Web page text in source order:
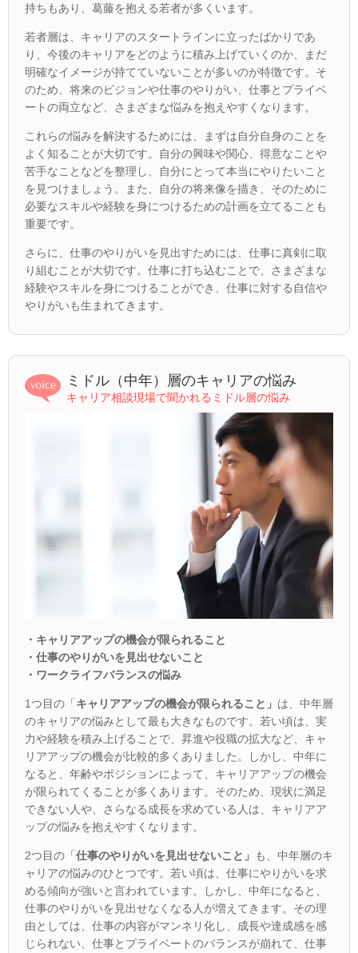
持ちもあり、葛藤を抱える若者が多くいます。
若者層は、キャリアのスタートラインに立ったばかりであ
り、今後のキャリアをどのように積み上げていくのか、まだ
明確なイメージが持てていないことが多いのが特徴です。そ
のため、将来のビジョンや仕事のやりがい、仕事とプライベ
ートの両立など、さまざまな悩みを抱えやすくなります。
これらの悩みを解決するためには、まずは自分自身のことを
よく知ることが大切です。自分の興味や関心、得意なことや
苦手なことなどを整理し、自分にとって本当にやりたいこと
を見つけましょう。また、自分の将来像を描き、そのために
必要なスキルや経験を身につけるための計画を立てることも
重要です。
さらに、仕事のやりがいを見出すためには、仕事に真剣に取
り組むことが大切です。仕事に打ち込むことで、さまざまな
経験やスキルを身につけることができ、仕事に対する自信や
やりがいも生まれてきます。
ミドル（中年）層のキャリアの悩み
キャリア相談現場で聞かれるミドル層の悩み
・キャリアアップの機会が限られること
・仕事のやりがいを見出せないこと
・ワークライフバランスの悩み
1つ目の「 キャリアアップの機会が限られること」 は、中年層
のキャリアの悩みとして最も大きなものです。若い頃は、実
力や経験を積み上げることで、昇進や役職の拡大など、キャ
リアアップの機会が比較的多くありました。しかし、中年に
なると、年齢やポジションによって、キャリアアップの機会
が限られてくることが多くあります。そのため、現状に満足
できない人や、さらなる成長を求めている人は、キャリアア
ップの悩みを抱えやすくなります。
2つ目の「 仕事のやりがいを見出せないこと」 も、中年層のキ
ャリアの悩みのひとつです。若い頃は、仕事にやりがいを求
める傾向が強いと言われています。しかし、中年になると、
仕事のやりがいを見出せなくなる人が増えてきます。その理
由としては、仕事の内容がマンネリ化し、成長や達成感を感
じられない、仕事とプライベートのバランスが崩れて、仕事